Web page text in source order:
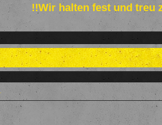
!!Wir halten fest und treu